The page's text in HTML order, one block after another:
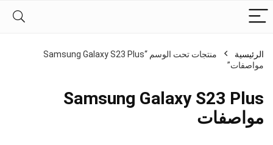
الرئيسية
منتجات تحت الوسم “Samsung Galaxy S23 Plus
مواصفات”
Samsung Galaxy S23 Plus
مواصفات